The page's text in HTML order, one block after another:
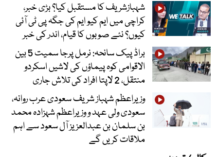
شہبازشریف کا مستقبل کیا؟ بڑی خبر،
کراچی میں ایم کیو ایم کی جگہ پی ٹی آئی
کیوں؟ نئے صوبوں کا قیام، اندر کی خبر
براڈ پیک سانحہ: نرمل پرجا سمیت 5 بین
الاقوامی کوہ پیماؤں کی لاشیں اسکردو
منتقل، 2 لاپتا افراد کی تلاش جاری
وزیراعظم شہباز شریف سعودی عرب روانہ،
سعودی ولی عہد و وزیراعظم شہزادہ محمد
بن سلمان بن عبدالعزیز آل سعود سے اہم
ملاقات کریں گے